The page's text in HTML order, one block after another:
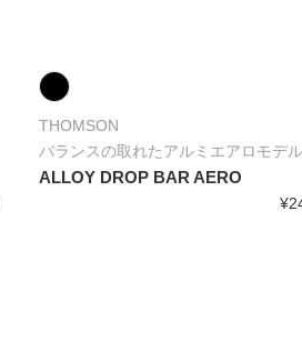
THOMSON
バランスの取れたアルミエアロモデル
ALLOY DROP BAR AERO